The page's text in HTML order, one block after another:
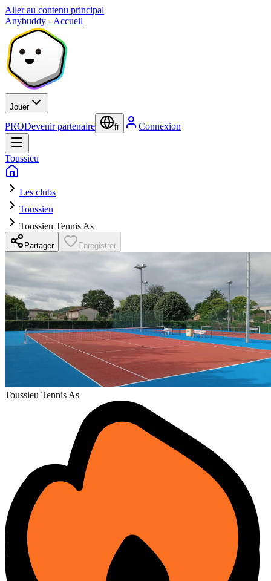
Aller au contenu principal
Anybuddy - Accueil
Jouer
PRODevenir partenaire fr Connexion
Toussieu
Les clubs
Toussieu
Toussieu Tennis As
Partager Enregistrer
Toussieu Tennis As